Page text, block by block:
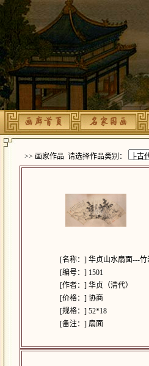
>> 画家作品 请选择作品类别：
[名称：]华贞山水扇面---竹
[编号：] 1501
[作者：]华贞（清代）
[价格：]协商
[规格：]52*18
[备注：]扇面